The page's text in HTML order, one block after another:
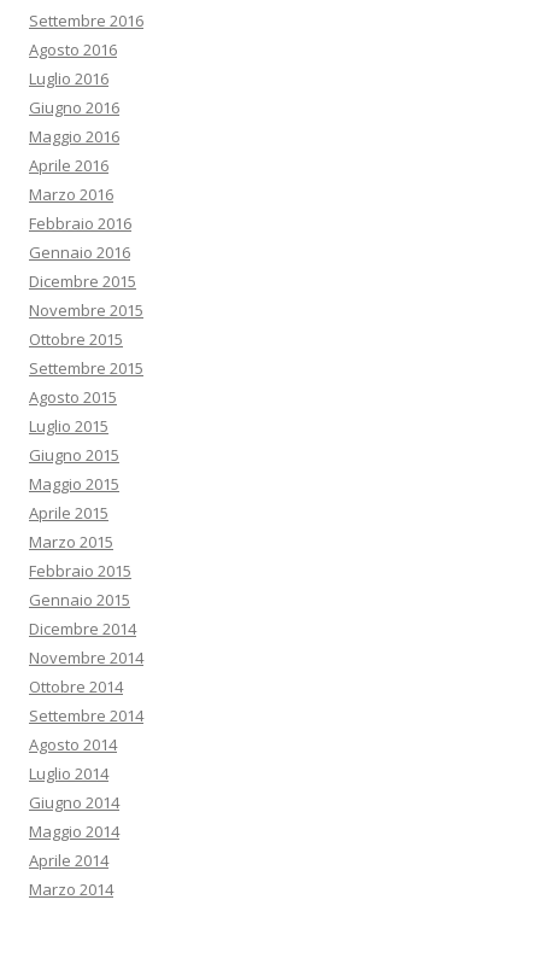
Settembre 2016
Agosto 2016
Luglio 2016
Giugno 2016
Maggio 2016
Aprile 2016
Marzo 2016
Febbraio 2016
Gennaio 2016
Dicembre 2015
Novembre 2015
Ottobre 2015
Settembre 2015
Agosto 2015
Luglio 2015
Giugno 2015
Maggio 2015
Aprile 2015
Marzo 2015
Febbraio 2015
Gennaio 2015
Dicembre 2014
Novembre 2014
Ottobre 2014
Settembre 2014
Agosto 2014
Luglio 2014
Giugno 2014
Maggio 2014
Aprile 2014
Marzo 2014